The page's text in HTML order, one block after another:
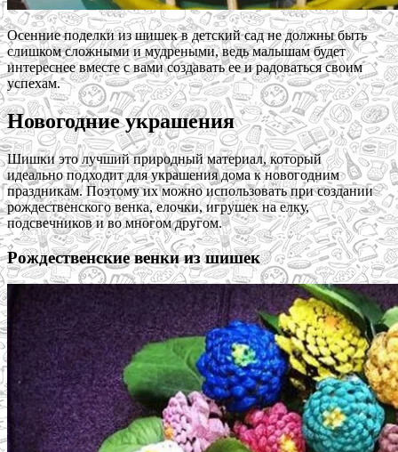
Осенние поделки из шишек в детский сад не должны быть
слишком сложными и мудреными, ведь малышам будет
интереснее вместе с вами создавать ее и радоваться своим
успехам.
Новогодние украшения
Шишки это лучший природный материал, который
идеально подходит для украшения дома к новогодним
праздникам. Поэтому их можно использовать при создании
рождественского венка, елочки, игрушек на елку,
подсвечников и во многом другом.
Рождественские венки из шишек